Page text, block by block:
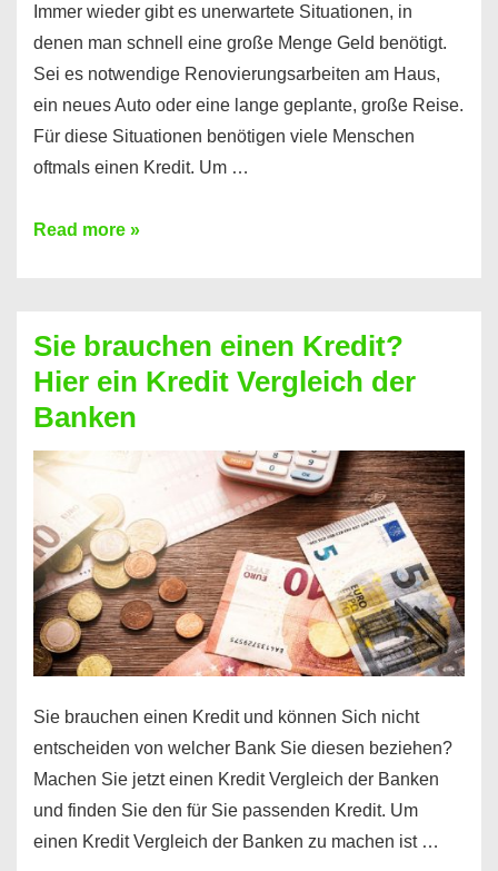
Immer wieder gibt es unerwartete Situationen, in
denen man schnell eine große Menge Geld benötigt.
Sei es notwendige Renovierungsarbeiten am Haus,
ein neues Auto oder eine lange geplante, große Reise.
Für diese Situationen benötigen viele Menschen
oftmals einen Kredit. Um …
Brauchen
Summe
Geld?
Hier
einen
10000
Euro
Kredit
finden
Read more »
Sie brauchen einen Kredit?
Hier ein Kredit Vergleich der
Banken
Sie brauchen einen Kredit und können Sich nicht
entscheiden von welcher Bank Sie diesen beziehen?
Machen Sie jetzt einen Kredit Vergleich der Banken
und finden Sie den für Sie passenden Kredit. Um
einen Kredit Vergleich der Banken zu machen ist …